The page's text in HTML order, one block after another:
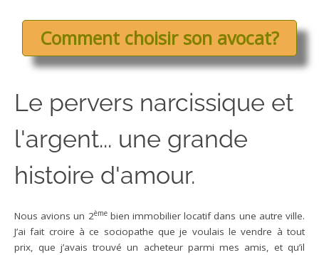
Comment choisir son avocat?
Le pervers narcissique et
l'argent... une grande
histoire d'amour.
Nous avions un 2èmebien immobilier locatif dans une autre ville.
J’ai fait croire à ce sociopathe que je voulais le vendre à tout
prix, que j’avais trouvé un acheteur parmi mes amis, et qu’il